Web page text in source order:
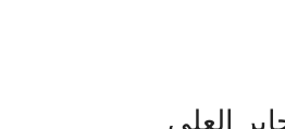
العلي